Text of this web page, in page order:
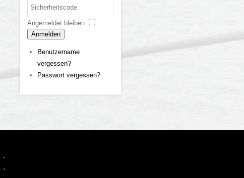
Angemeldet bleiben
Anmelden
Benutzername
vergessen?
Passwort vergessen?